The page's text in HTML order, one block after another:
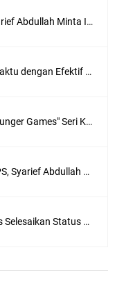
Raker Dengan Kementerian PU, Syarief Abdullah Minta Inpres Jalan Daerah Jadi Program Prioritas
Gak Bakal Mager: Tips Mengatur Waktu dengan Efektif Agar Lebih Produktif
Berani Berbeda : Belajar dari "The Hunger Games" Seri Karya Suzanne Collins
Dukung Transparansi Program BSPS, Syarief Abdullah Apresiasi Inovasi Pemilihan Terbuka Toko
Syarief Abdullah Usulkan Kemendes Selesaikan Status Desa Tertinggal